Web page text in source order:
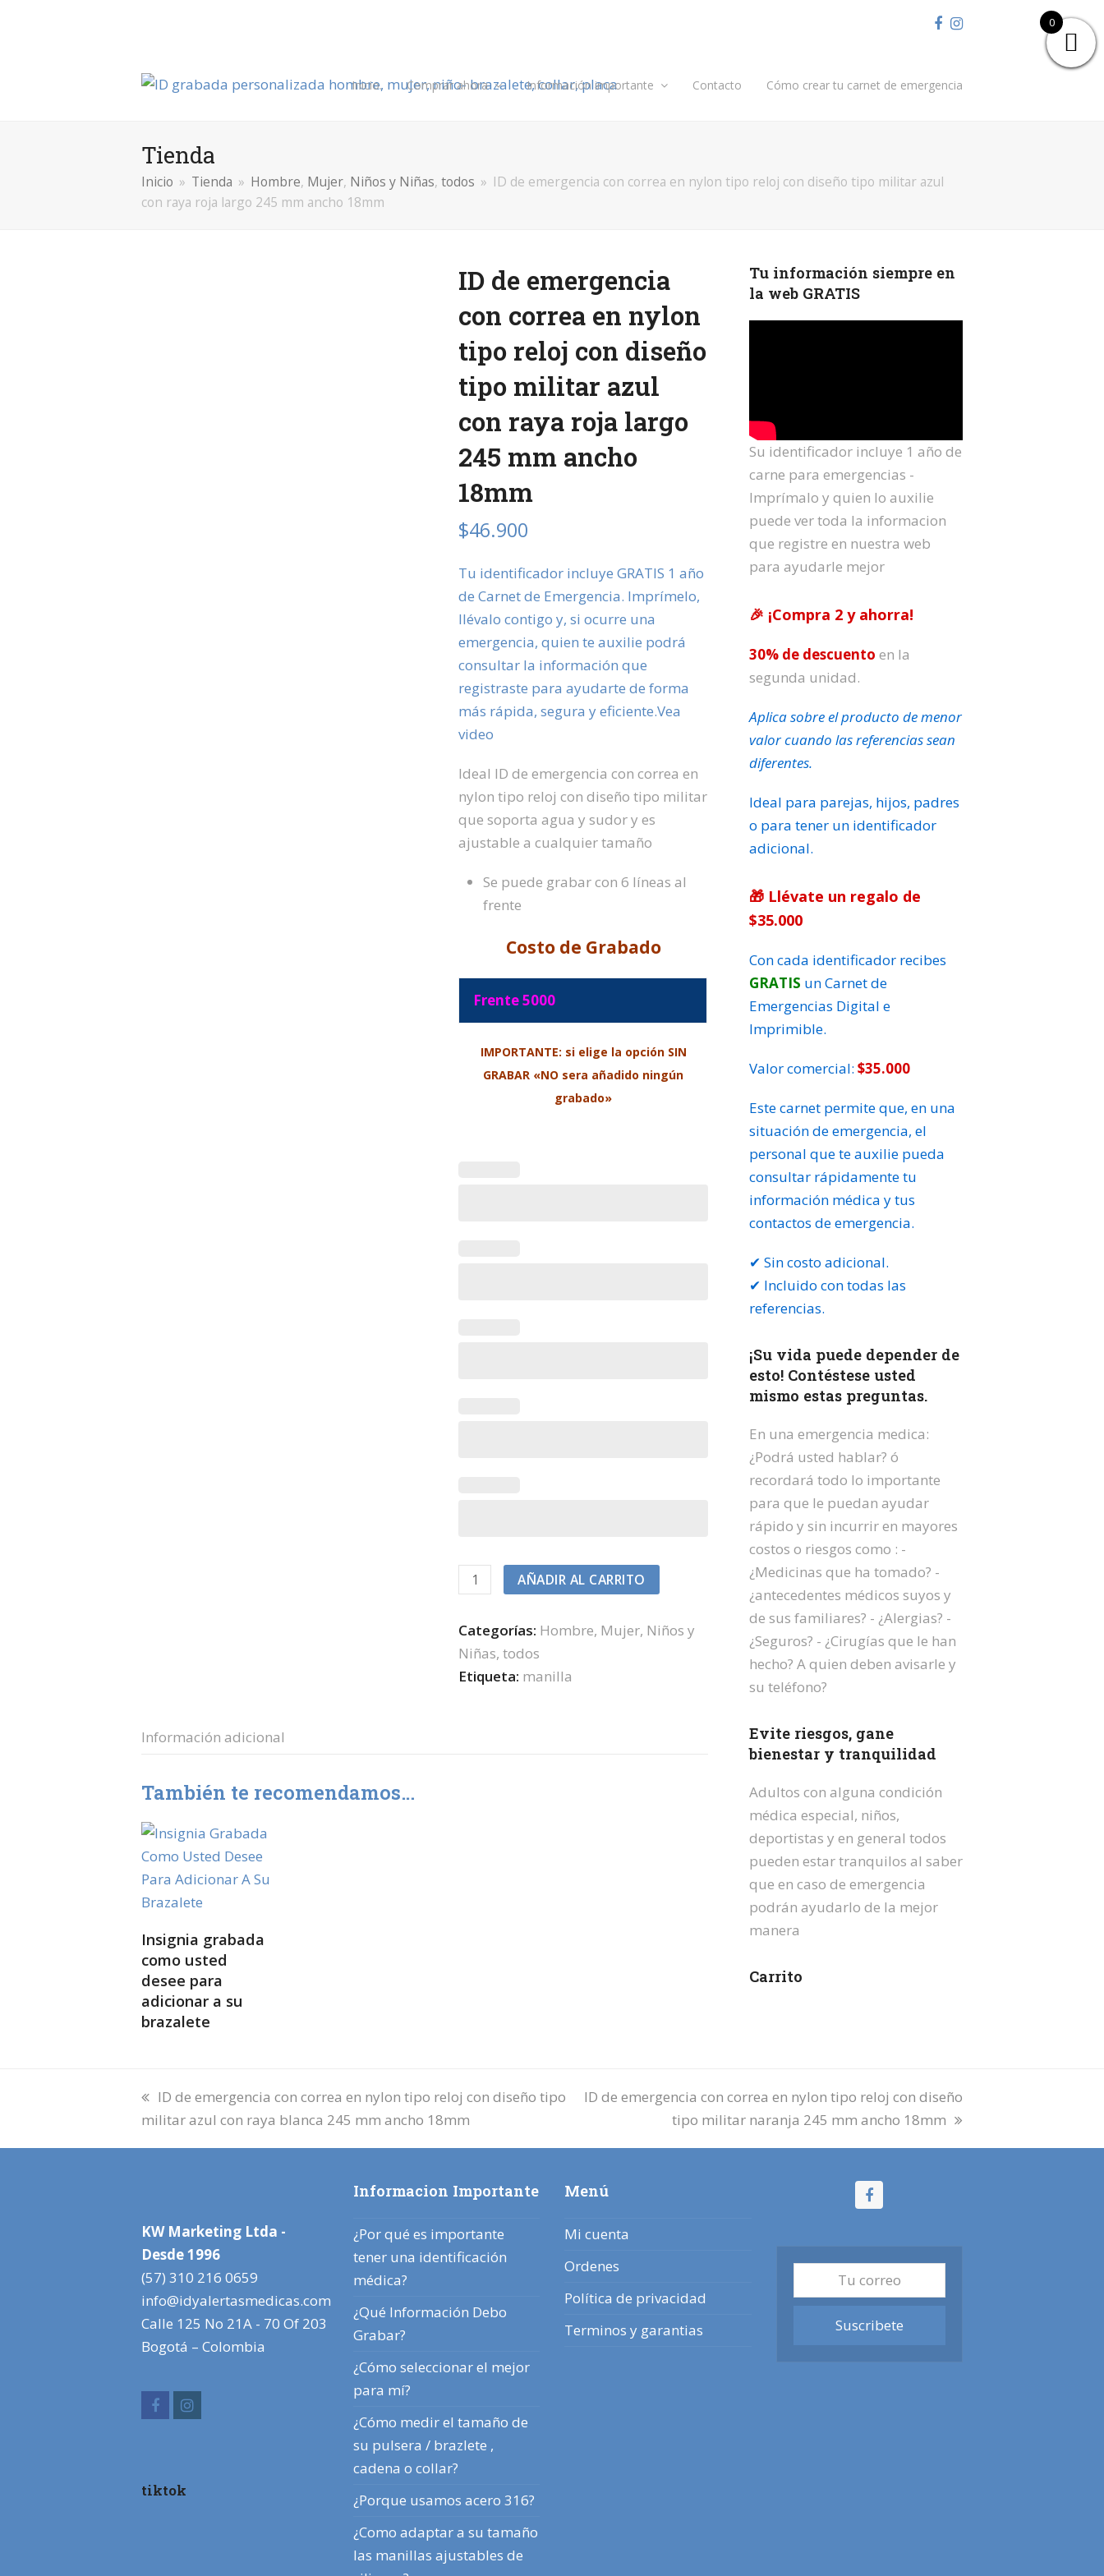
Facebook
Instagram
Inicio. Comprar ahora Información importante Contacto Cómo crear tu carnet de emergencia
Tienda
Inicio » Tienda » Hombre, Mujer, Niños y Niñas, todos » ID de emergencia con correa en nylon tipo reloj con diseño tipo militar azul
con raya roja largo 245 mm ancho 18mm
ID de emergencia
con correa en nylon
tipo reloj con diseño
tipo militar azul
con raya roja largo
245 mm ancho
18mm
$46.900
Tu identificador incluye GRATIS 1 año
de Carnet de Emergencia. Imprímelo,
llévalo contigo y, si ocurre una
emergencia, quien te auxilie podrá
consultar la información que
registraste para ayudarte de forma
más rápida, segura y eficiente.Vea
video
Ideal ID de emergencia con correa en
nylon tipo reloj con diseño tipo militar
que soporta agua y sudor y es
ajustable a cualquier tamaño
Se puede grabar con 6 líneas al
frente
Costo de Grabado
Frente 5000
IMPORTANTE: si elige la opciónSIN
GRABAR «NO sera añadido ningún
grabado»
de
emergencia
con
correa
AÑADIR AL CARRITO
Categorías: Hombre, Mujer, Niños y
Niñas,todos
Etiqueta: manilla
Información adicional
También te recomendamos…
LEER MÁS
Insignia grabada
como usted
desee para
adicionar a su
brazalete
Tu información siempre en
la web GRATIS
Su identificador incluye 1 año de
carne para emergencias -
Imprímalo y quien lo auxilie
puede ver toda la informacion
que registre en nuestra web
para ayudarle mejor
🎉 ¡Compra 2 y ahorra!
30% de descuento en la
segunda unidad.
Aplica sobre el producto de menor
valor cuando las referencias sean
diferentes.
Ideal para parejas, hijos, padres
o para tener un identificador
adicional.
🎁 Llévate un regalo de
$35.000
Con cada identificador recibes
GRATIS un Carnet de
Emergencias Digital e
Imprimible.
Valor comercial: $35.000
Este carnet permite que, en una
situación de emergencia, el
personal que te auxilie pueda
consultar rápidamente tu
información médica y tus
contactos de emergencia.
✔ Sin costo adicional.
✔ Incluido con todas las
referencias.
¡Su vida puede depender de
esto! Contéstese usted
mismo estas preguntas.
En una emergencia medica:
¿Podrá usted hablar? ó
recordará todo lo importante
para que le puedan ayudar
rápido y sin incurrir en mayores
costos o riesgos como : -
¿Medicinas que ha tomado? -
¿antecedentes médicos suyos y
de sus familiares? - ¿Alergias? -
¿Seguros? - ¿Cirugías que le han
hecho? A quien deben avisarle y
su teléfono?
Evite riesgos, gane
bienestar y tranquilidad
Adultos con alguna condición
médica especial, niños,
deportistas y en general todos
pueden estar tranquilos al saber
que en caso de emergencia
podrán ayudarlo de la mejor
manera
Carrito
previous
post:
ID de emergencia con correa en nylon tipo reloj con diseño tipo
militar azul con raya blanca 245 mm ancho 18mm
next
ID de emergencia con correa en nylon tipo reloj con diseño
tipo militar naranja 245 mm ancho 18mm
KW Marketing Ltda -
Desde 1996
(57) 310 216 0659
info@idyalertasmedicas.com
Calle 125 No 21A - 70 Of 203
Bogotá – Colombia
FacebookInstagram
tiktok
Informacion Importante
¿Por qué es importante
tener una identificación
médica?
¿Qué Información Debo
Grabar?
¿Cómo seleccionar el mejor
para mí?
¿Cómo medir el tamaño de
su pulsera / brazlete ,
cadena o collar?
¿Porque usamos acero 316?
¿Como adaptar a su tamaño
las manillas ajustables de
Menú
Mi cuenta
Ordenes
Política de privacidad
Terminos y garantias
Facebook
correo
Suscribete
0